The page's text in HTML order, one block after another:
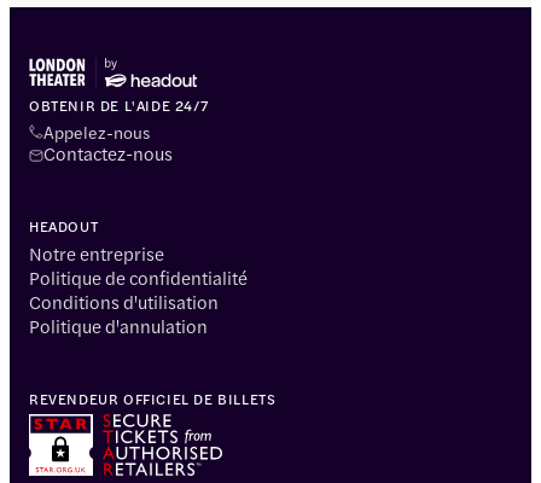
OBTENIR DE L'AIDE 24/7
Appelez-nous
Contactez-nous
HEADOUT
Notre entreprise
Politique de confidentialité
Conditions d'utilisation
Politique d'annulation
REVENDEUR OFFICIEL DE BILLETS